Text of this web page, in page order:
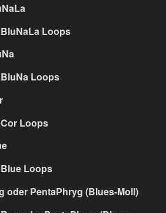
Loops
Loops
Loops
Loops
oder PentaPhryg (Blues-Moll)